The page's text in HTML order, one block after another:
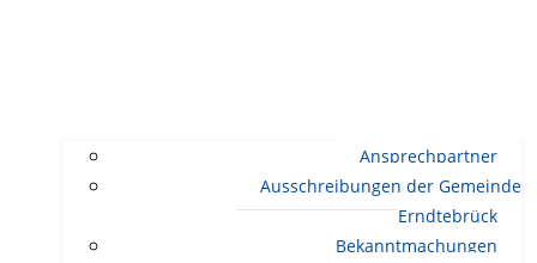
Ansprechpartner
Ausschreibungen der Gemeinde
Erndtebrück
Bekanntmachungen